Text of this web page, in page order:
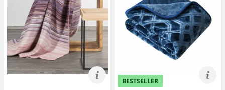
BESTSELLER